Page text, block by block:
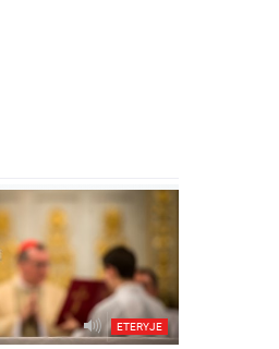
ETERYJE